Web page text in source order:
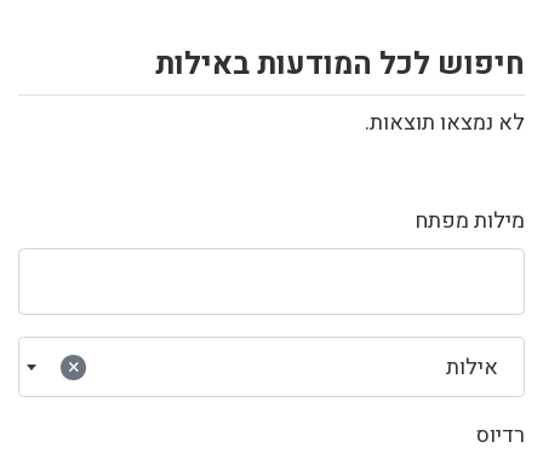
מילות מפתח
× אילות
רדיוס
חיפוש לכל המודעות באילות
לא נמצאו תוצאות.